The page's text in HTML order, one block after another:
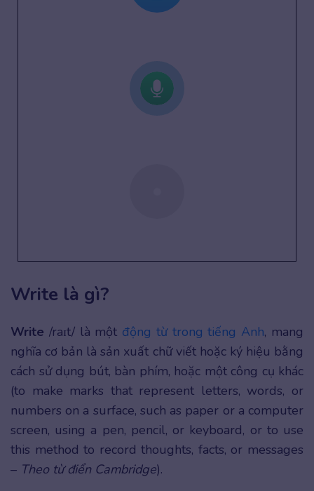
Write là gì?
Write /raɪt/ là một động từ trong tiếng Anh, mang
nghĩa cơ bản là sản xuất chữ viết hoặc ký hiệu bằng
cách sử dụng bút, bàn phím, hoặc một công cụ khác
(to make marks that represent letters, words, or
numbers on a surface, such as paper or a computer
screen, using a pen, pencil, or keyboard, or to use
this method to record thoughts, facts, or messages
– Theo từ điển Cambridge).